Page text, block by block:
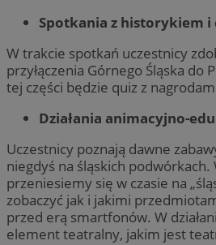
Spotkania z historykiem i
W trakcie spotkań uczestnicy
przyłączenia Górnego Śląska do
tej części będzie quiz z
Działania animacyjno-
Uczestnicy poznają dawne
niegdyś na śląskich podwórkach.
przeniesiemy się w czasie na
zobaczyć jak i jakimi
przed erą smartfonów. W
element teatralny, jakim jest